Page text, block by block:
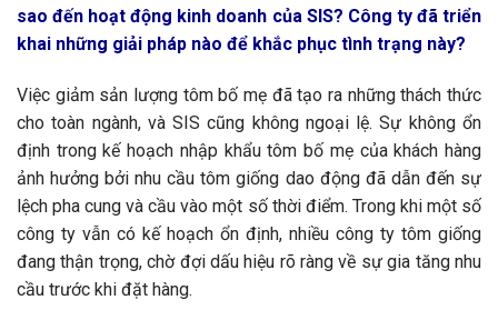
sao đến hoạt động kinh doanh của SIS? Công ty đã triển
khai những giải pháp nào để khắc phục tình trạng này?
Việc giảm sản lượng tôm bố mẹ đã tạo ra những thách thức
cho toàn ngành, và SIS cũng không ngoại lệ. Sự không ổn
định trong kế hoạch nhập khẩu tôm bố mẹ của khách hàng
ảnh hưởng bởi nhu cầu tôm giống dao động đã dẫn đến sự
lệch pha cung và cầu vào một số thời điểm. Trong khi một số
công ty vẫn có kế hoạch ổn định, nhiều công ty tôm giống
đang thận trọng, chờ đợi dấu hiệu rõ ràng về sự gia tăng nhu
cầu trước khi đặt hàng.